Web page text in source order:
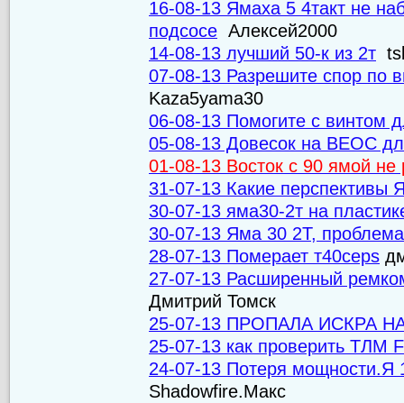
16-08-13 Ямаха 5 4такт не
подсосе Алексей2000
14-08-13 лучший 50-к из 2т
07-08-13 Разрешите спор по
Kaza5yama30
06-08-13 Помогите с винтом
05-08-13 Довесок на ВЕОС
01-08-13 Восток с 90 ямой не
31-07-13 Какие перспективы
30-07-13 яма30-2т на
30-07-13 Яма 30 2Т,
28-07-13 Померает т40ceps
27-07-13 Расширенный
Дмитрий Томск
25-07-13 ПРОПАЛА ИСКРА
25-07-13 как проверить ТЛМ
24-07-13 Потеря мощности.Я
Shadowfire.Макс